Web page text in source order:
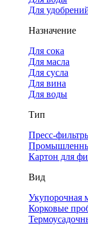
Для
Назначение
Для сока
Для масла
Для сусла
Для вина
Для воды
Тип
Пресс-
Картон для
Вид
Укупорочная
Корковые